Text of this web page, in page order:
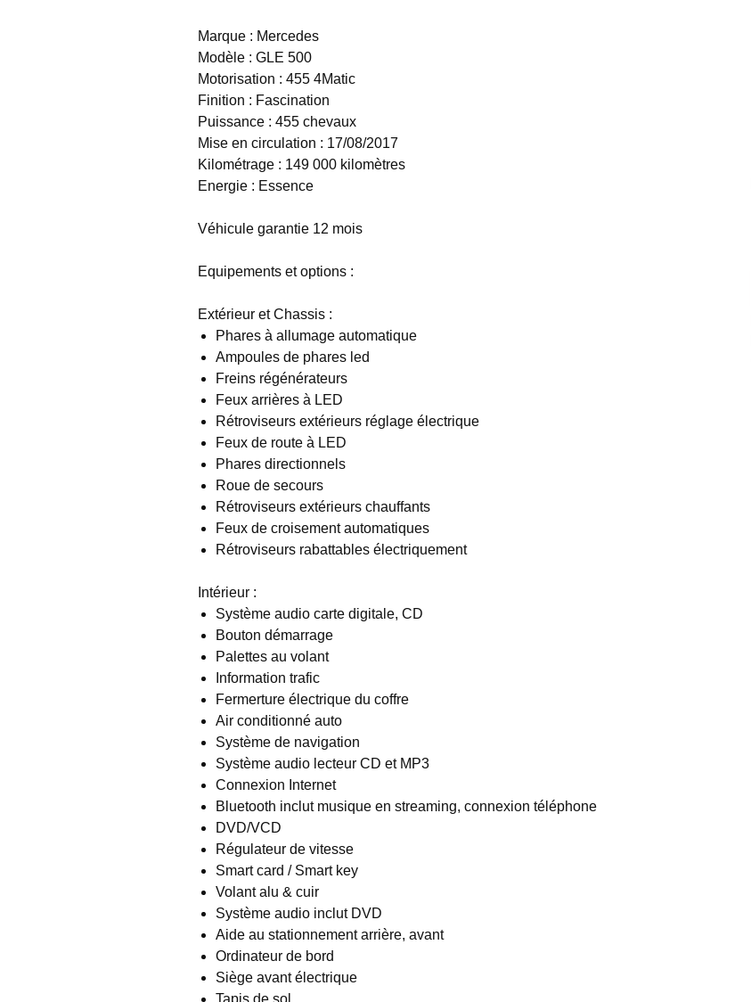
Marque : Mercedes
Modèle : GLE 500
Motorisation : 455 4Matic
Finition : Fascination
Puissance : 455 chevaux
Mise en circulation : 17/08/2017
Kilométrage : 149 000 kilomètres
Energie : Essence
Véhicule garantie 12 mois
Equipements et options :
Extérieur et Chassis :
Phares à allumage automatique
Ampoules de phares led
Freins régénérateurs
Feux arrières à LED
Rétroviseurs extérieurs réglage électrique
Feux de route à LED
Phares directionnels
Roue de secours
Rétroviseurs extérieurs chauffants
Feux de croisement automatiques
Rétroviseurs rabattables électriquement
Intérieur :
Système audio carte digitale, CD
Bouton démarrage
Palettes au volant
Information trafic
Fermerture électrique du coffre
Air conditionné auto
Système de navigation
Système audio lecteur CD et MP3
Connexion Internet
Bluetooth inclut musique en streaming, connexion téléphone
DVD/VCD
Régulateur de vitesse
Smart card / Smart key
Volant alu & cuir
Système audio inclut DVD
Aide au stationnement arrière, avant
Ordinateur de bord
Siège avant électrique
Tapis de sol